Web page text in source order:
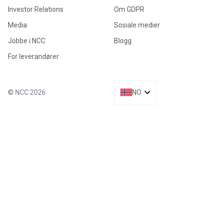
Investor Relations
Media
Jobbe i NCC
For leverandører
Om GDPR
Sosiale medier
Blogg
© NCC 2026 NO